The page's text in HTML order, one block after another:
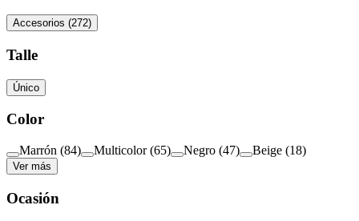
Accesorios (272)
Talle
Único
Color
Marrón (84) Multicolor (65) Negro (47) Beige (18)
Ver más
Ocasión